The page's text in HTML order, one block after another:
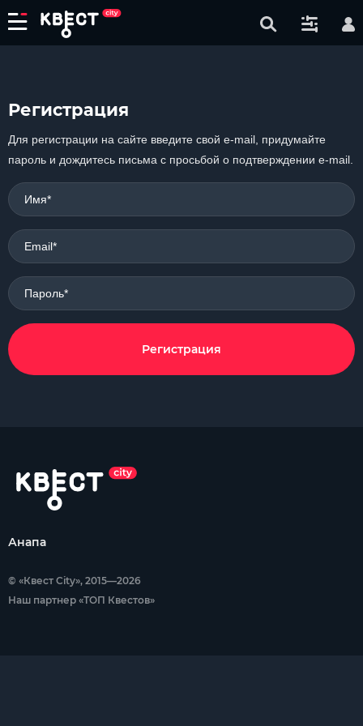
Регистрация
Для регистрации на сайте введите свой e-mail, придумайте
пароль и дождитесь письма с просьбой о подтверждении e-mail.
Имя*
Email*
Пароль*
Регистрация
Анапа
© «Квест City», 2015—2026
Наш партнер «ТОП Квестов»